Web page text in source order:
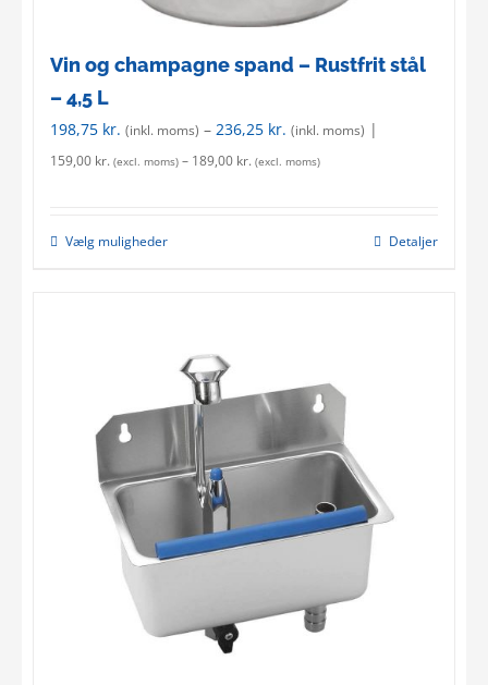
Vin og champagne spand – Rustfrit stål
– 4,5 L
198,75 kr. (inkl. moms) – 236,25 kr. (inkl. moms) |
159,00 kr. (excl. moms) – 189,00 kr. (excl. moms)
Vælg mulighederThis
variants.
options
may
on
page
Detaljer